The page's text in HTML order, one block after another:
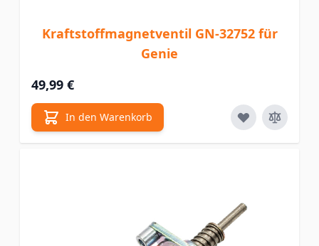
Kraftstoffmagnetventil GN-32752 für
Genie
49,99 €
In den Warenkorb